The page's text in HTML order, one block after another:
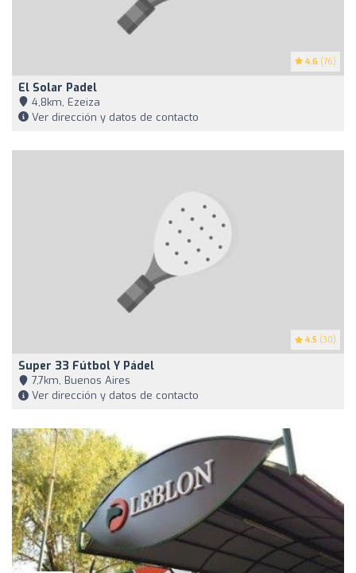
4.6 (76)
El Solar Padel
4,8km, Ezeiza
Ver dirección y datos de contacto
4.5 (30)
Super 33 Fútbol Y Pádel
7,7km, Buenos Aires
Ver dirección y datos de contacto